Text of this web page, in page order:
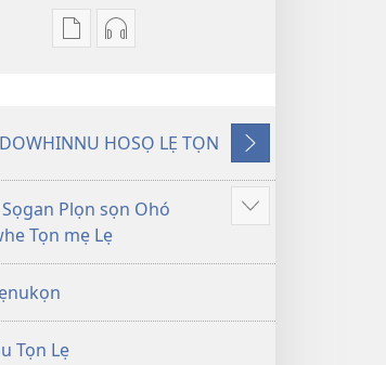
Lehe
yin
gbọn
Owe
Wiwe
Lẹdogbedevomẹ
Lehe
yin
gbọn
Owe
Lẹdogbedevomẹ
HOSỌ LẸ TỌN
Yinukọn
Plọn sọn Ohó
Tọn mẹ Lẹ
Show
Tọn Lẹ